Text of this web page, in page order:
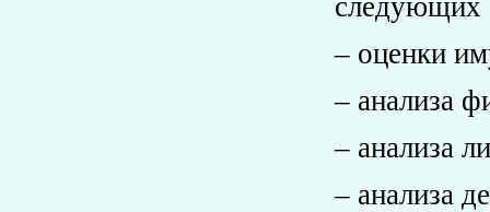
следующих
– оценки
– анализа
– анализа
– анализа